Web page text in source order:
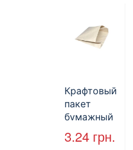
Крафтовый
пакет
бумажный
без ручек
170*140*50
3.24 грн.